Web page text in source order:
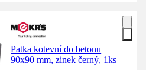
Patka kotevní do betonu
90x90 mm, zinek černý, 1ks